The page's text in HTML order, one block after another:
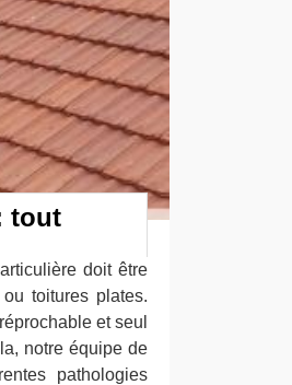
tout
doit être
toitures plates.
et seul
notre équipe de
pathologies